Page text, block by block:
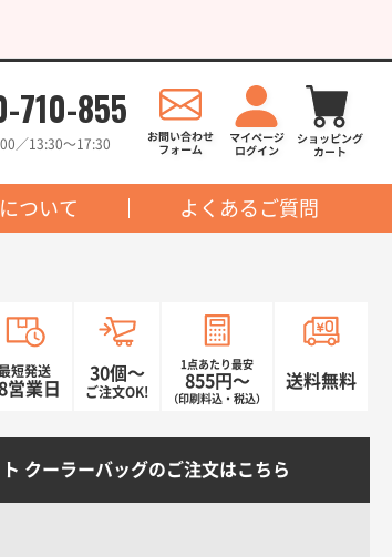
710-855
／13:30〜17:30
ついて よくあるご質問
短発送
営業日
30個〜
ご注文OK!
1点あたり最安
855円〜
（印刷料込・税込）
送料無料
クーラーバッグのご注文はこちら